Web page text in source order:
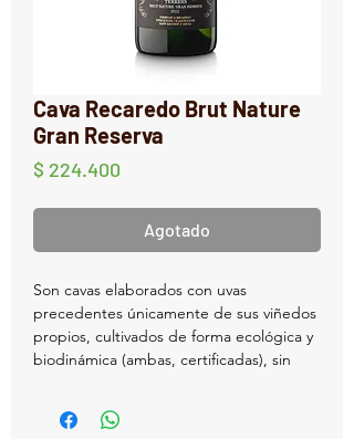
Cava Recaredo Brut Nature
Gran Reserva
$ 224.400
Agotado
Son cavas elaborados con uvas
precedentes únicamente de sus viñedos
propios, cultivados de forma ecológica y
biodinámica (ambas, certificadas), sin
y con larguísimas crianzas en botella
(siempre Gran Reserva), con corcho